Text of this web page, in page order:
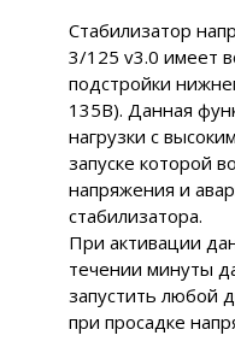
Стабилизатор
3/125 v3.0 имеет
подстройки
135В). Данная
нагрузки с
запуске которой
напряжения и
стабилизатора.
При активации
течении минуты
запустить любой
при просадке